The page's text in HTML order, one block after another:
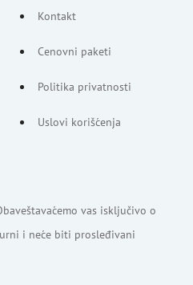
Kontakt
Cenovni paketi
Politika privatnosti
Uslovi korišćenja
vas isključivo o
i neće biti prosleđivani